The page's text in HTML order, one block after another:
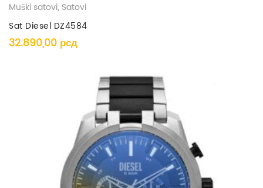
Muški satovi, Satovi
Sat Diesel DZ4584
32.890,00 рсд